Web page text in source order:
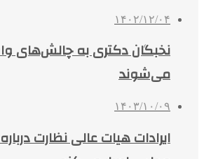
۱۴۰۲/۱۲/۰۴
نخبگان دکتری به
می‌شوند
۱۴۰۳/۱۰/۰۹
ایرادات هیات عالی نظارت